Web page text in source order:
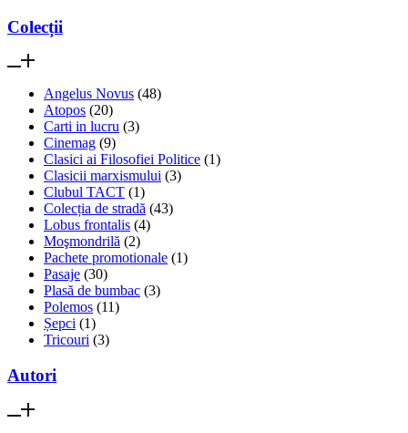
Colecții
Angelus Novus (48)
Atopos (20)
Carti in lucru (3)
Cinemag (9)
Clasici ai Filosofiei Politice (1)
Clasicii marxismului (3)
Clubul TACT (1)
Colecția de stradă (43)
Lobus frontalis (4)
Moşmondrilă (2)
Pachete promotionale (1)
Pasaje (30)
Plasă de bumbac (3)
Polemos (11)
Șepci (1)
Tricouri (3)
Autori